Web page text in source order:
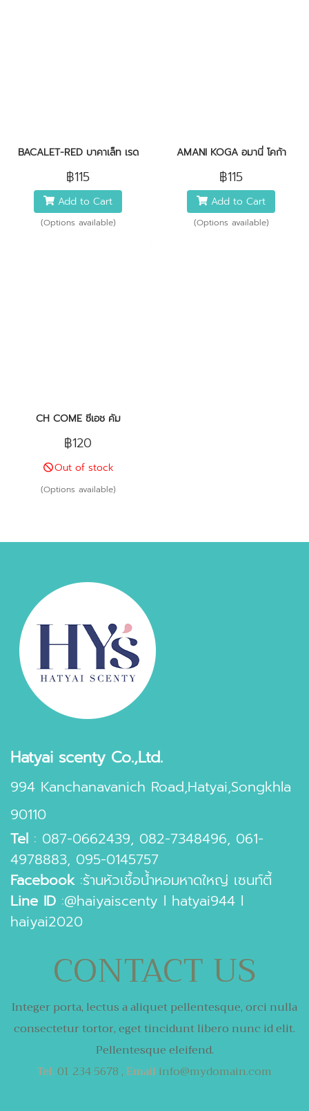
BACALET-RED บาคาเล็ท เรด
฿115
Add to Cart
(Options available)
AMANI KOGA อมานี่ โคก้า
฿115
Add to Cart
(Options available)
CH COME ซีเอช คัม
฿120
Out of stock
(Options available)
Hatyai scenty Co.,Ltd.
994 Kanchanavanich Road,Hatyai,Songkhla
90110
Tel : 087-0662439, 082-7348496, 061-
4978883, 095-0145757
Facebook:ร้านหัวเชื้อน้ำหอมหาดใหญ่ เซนท์ตี้
Line ID :@haiyaiscenty l hatyai944 l
haiyai2020
CONTACT US
Integer porta, lectus a aliquet pellentesque,orci nulla
consectetur tortor,eget tincidunt libero nunc id elit.
Pellentesque eleifend.
Tel.01 234 5678 , Email info@mydomain.com